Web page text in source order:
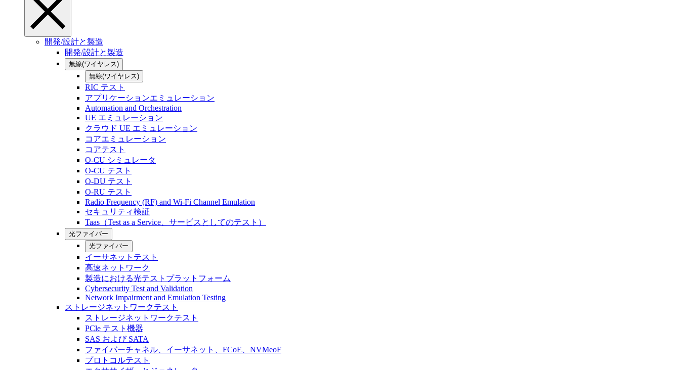
開発/設計と製造
開発/設計と製造
無線(ワイヤレス)
無線(ワイヤレス)
RIC テスト
アプリケーションエミュレーション
Automation and Orchestration
UE エミュレーション
クラウド UE エミュレーション
コアエミュレーション
コアテスト
O-CU シミュレータ
O-CU テスト
O-DU テスト
O-RU テスト
Radio Frequency (RF) and Wi-Fi Channel Emulation
セキュリティ検証
Taas（Test as a Service、サービスとしてのテスト）
光ファイバー
光ファイバー
イーサネットテスト
高速ネットワーク
製造における光テストプラットフォーム
Cybersecurity Test and Validation
Network Impairment and Emulation Testing
ストレージネットワークテスト
ストレージネットワークテスト
PCle テスト機器
SAS および SATA
ファイバーチャネル、イーサネット、FCoE、NVMeoF
プロトコルテスト